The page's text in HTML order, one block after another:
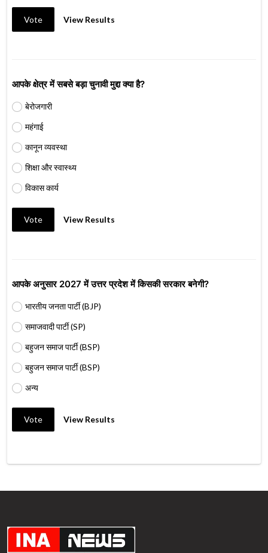
Vote View Results
आपके क्षेत्र में सबसे बड़ा चुनावी मुद्दा क्या है?
बेरोजगारी
महंगाई
कानून व्यवस्था
शिक्षा और स्वास्थ्य
विकास कार्य
Vote View Results
आपके अनुसार 2027 में उत्तर प्रदेश में किसकी सरकार बनेगी?
भारतीय जनता पार्टी (BJP)
समाजवादी पार्टी (SP)
बहुजन समाज पार्टी (BSP)
बहुजन समाज पार्टी (BSP)
अन्य
Vote View Results